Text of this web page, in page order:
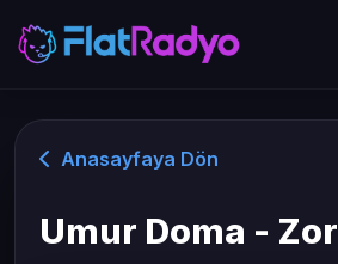
Anasayfaya Dön
Umur Doma - Zor